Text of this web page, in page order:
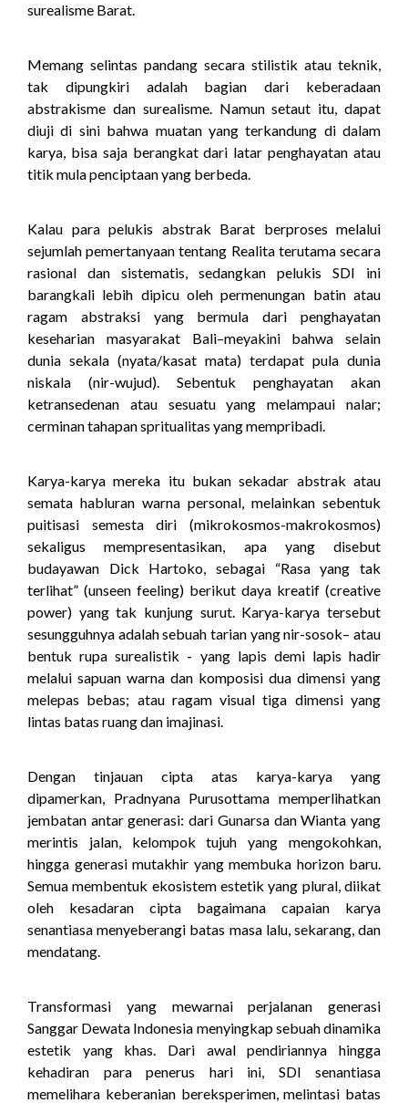
surealisme Barat.
Memang selintas pandang secara stilistik atau teknik,
tak dipungkiri adalah bagian dari keberadaan
abstrakisme dan surealisme. Namun setaut itu, dapat
diuji di sini bahwa muatan yang terkandung di dalam
karya, bisa saja berangkat dari latar penghayatan atau
titik mula penciptaan yang berbeda.
Kalau para pelukis abstrak Barat berproses melalui
sejumlah pemertanyaan tentang Realita terutama secara
rasional dan sistematis, sedangkan pelukis SDI ini
barangkali lebih dipicu oleh permenungan batin atau
ragam abstraksi yang bermula dari penghayatan
keseharian masyarakat Bali–meyakini bahwa selain
dunia sekala (nyata/kasat mata) terdapat pula dunia
niskala (nir-wujud). Sebentuk penghayatan akan
ketransedenan atau sesuatu yang melampaui nalar;
cerminan tahapan spritualitas yang mempribadi.
Karya-karya mereka itu bukan sekadar abstrak atau
semata habluran warna personal, melainkan sebentuk
puitisasi semesta diri (mikrokosmos-makrokosmos)
sekaligus mempresentasikan, apa yang disebut
budayawan Dick Hartoko, sebagai “Rasa yang tak
terlihat” (unseen feeling) berikut daya kreatif (creative
power) yang tak kunjung surut. Karya-karya tersebut
sesungguhnya adalah sebuah tarian yang nir-sosok– atau
bentuk rupa surealistik - yang lapis demi lapis hadir
melalui sapuan warna dan komposisi dua dimensi yang
melepas bebas; atau ragam visual tiga dimensi yang
lintas batas ruang dan imajinasi.
Dengan tinjauan cipta atas karya-karya yang
dipamerkan, Pradnyana Purusottama memperlihatkan
jembatan antar generasi: dari Gunarsa dan Wianta yang
merintis jalan, kelompok tujuh yang mengokohkan,
hingga generasi mutakhir yang membuka horizon baru.
Semua membentuk ekosistem estetik yang plural, diikat
oleh kesadaran cipta bagaimana capaian karya
senantiasa menyeberangi batas masa lalu, sekarang, dan
mendatang.
Transformasi yang mewarnai perjalanan generasi
Sanggar Dewata Indonesia menyingkap sebuah dinamika
estetik yang khas. Dari awal pendiriannya hingga
kehadiran para penerus hari ini, SDI senantiasa
memelihara keberanian bereksperimen, melintasi batas